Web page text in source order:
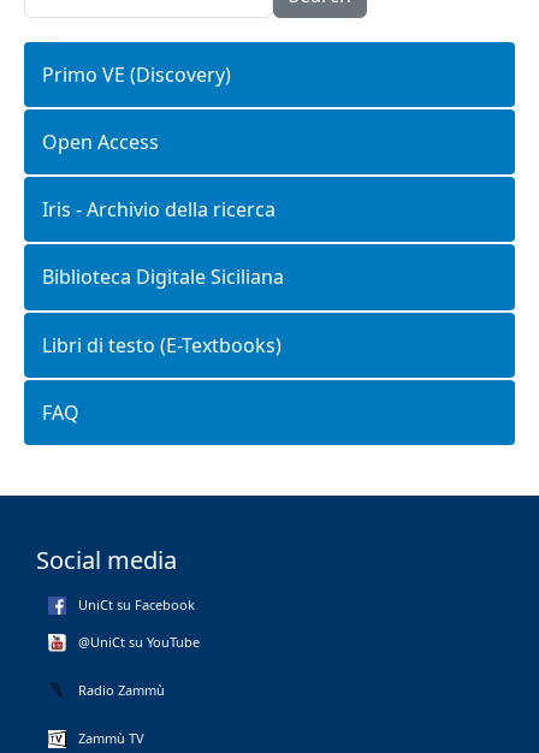
Primo VE (Discovery)
Open Access
Iris - Archivio della ricerca
Biblioteca Digitale Siciliana
Libri di testo (E-Textbooks)
FAQ
Social media
UniCt su Facebook
@UniCt su YouTube
Radio Zammù
Zammù TV